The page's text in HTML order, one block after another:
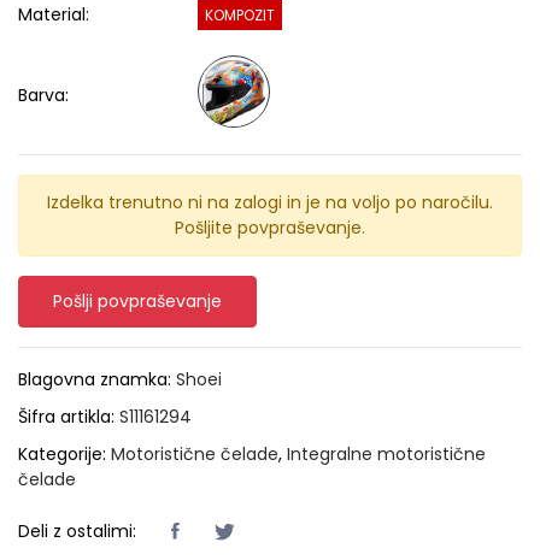
Material: KOMPOZIT
Barva:
Izdelka trenutno ni na zalogi in je na voljo po naročilu.
Pošljite povpraševanje.
Pošlji povpraševanje
Blagovna znamka: Shoei
Šifra artikla: S11161294
Kategorije: Motoristične čelade, Integralne motoristične
čelade
Deli z ostalimi: